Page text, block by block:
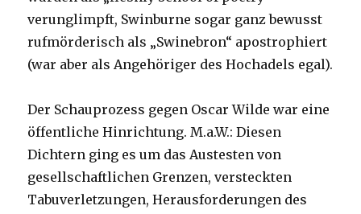
verunglimpft, Swinburne sogar ganz bewusst
rufmörderisch als „Swinebron“ apostrophiert
(war aber als Angehöriger des Hochadels egal).
Der Schauprozess gegen Oscar Wilde war eine
öffentliche Hinrichtung. M.a.W.: Diesen
Dichtern ging es um das Austesten von
gesellschaftlichen Grenzen, versteckten
Tabuverletzungen, Herausforderungen des